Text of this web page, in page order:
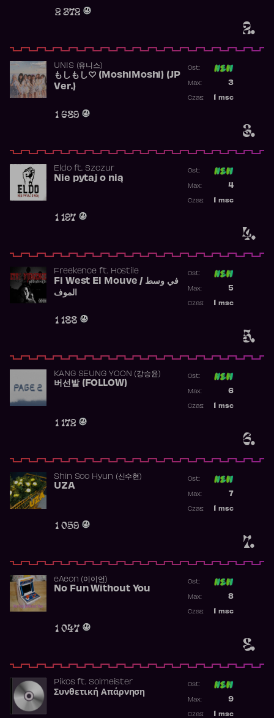
2.
2 372
3.
UNIS (유니스)
もしもし♡ (MoshiMoshi) (JP
Ver.)
1 689
Ost:
3
Max:
msc
Czas:
4.
Eldoft. Szczur
Nie pytaj o nią
1 197
Ost:
4
Max:
msc
Czas:
5.
Freekence ft. Hostile
Fi West El Mouve / في وسط
الموف
1 188
Ost:
5
Max:
msc
Czas:
6.
KANG SEUNG YOON (강승윤)
버선발 (FOLLOW)
1 172
Ost:
6
Max:
msc
Czas:
7.
Shin Soo Hyun (신수현)
UZA
1 059
Ost:
7
Max:
msc
Czas:
8.
​eAeon (이이언)
No Fun Without You
1 047
Ost:
8
Max:
msc
Czas:
Pikosft. Solmeister
Συνθετική Απάρνηση
Ost:
9
Max:
msc
Czas: